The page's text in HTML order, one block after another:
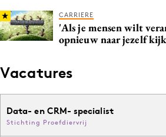
CARRIERE
'Als je mensen wilt
opnieuw naar jezelf
Vacatures
Data- en CRM- specialist
Stichting Proefdiervrij